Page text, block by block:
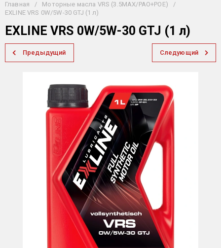
Главная / Моторные масла VRS (3.5MAX/PAO+POE)
/
EXLINE VRS 0W/5W-30 GTJ (1 л)
EXLINE VRS 0W/5W-30 GTJ (1 л)
Предыдущий Следующий